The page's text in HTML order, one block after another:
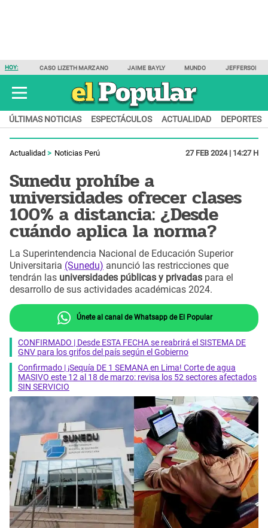
HOY: CASO LIZETH MARZANO JAIME BAYLY MUNDO JEFFERSON
ÚLTIMAS NOTICIAS ESPECTÁCULOS ACTUALIDAD DEPORTES
Actualidad Noticias Perú 27 FEB 2024 | 14:27 H
Sunedu prohíbe a
universidades ofrecer clases
100% a distancia: ¿Desde
cuándo aplica la norma?
La Superintendencia Nacional de Educación Superior
Universitaria (Sunedu) anunció las restricciones que
tendrán las universidades públicas y privadas para el
desarrollo de sus actividades académicas 2024.
Únete al canal de Whatsapp de El Popular
CONFIRMADO | Desde ESTA FECHA se reabrirá el SISTEMA DE
GNV para los grifos del país según el Gobierno
Confirmado | ¡Sequía DE 1 SEMANA en Lima! Corte de agua
MASIVO este 12 al 18 de marzo: revisa los 52 sectores afectados
SIN SERVICIO